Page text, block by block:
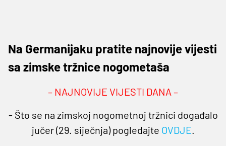
Na Germanijaku pratite najnovije vijesti
sa zimske tržnice nogometaša
– NAJNOVIJE VIJESTI DANA –
- Što se na zimskoj nogometnoj tržnici događalo
jučer (29. siječnja) pogledajte OVDJE.